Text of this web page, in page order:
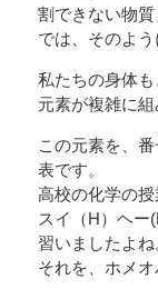
割できない物
では、そのよう
私たちの身体
元素が複雑に組
この元素を、
表です。
高校の化学の授
スイ（H）ヘー
習いましたよね
それを、ホメオ